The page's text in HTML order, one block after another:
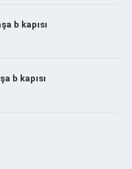
b kapısı
b kapısı